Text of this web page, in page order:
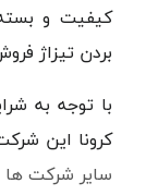
کیفیت و
بردن تیزاژ
با توجه به
کرونا این
سایر شرکت